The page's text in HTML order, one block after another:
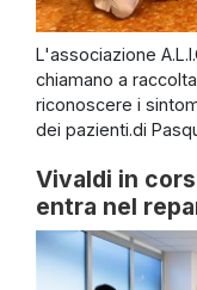
L'associazione
chiamano a
riconoscere i
dei pazienti.di
Vivaldi in
entra nel